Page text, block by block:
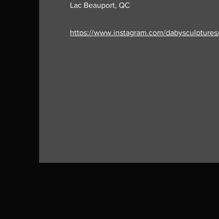
Lac Beauport, QC
https://www.instagram.com/